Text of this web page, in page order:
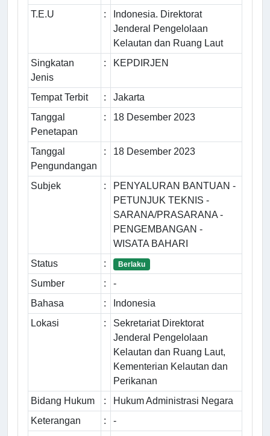
T.E.U
:
Indonesia. Direktorat
Jenderal Pengelolaan
Kelautan dan Ruang Laut
Singkatan
Jenis
: KEPDIRJEN
Tempat Terbit :
Jakarta
Tanggal
Penetapan
: 18 Desember 2023
Tanggal
Pengundangan
: 18 Desember 2023
Subjek :
PENYALURAN BANTUAN -
PETUNJUK TEKNIS -
SARANA/PRASARANA -
PENGEMBANGAN -
WISATA BAHARI
Status
: Berlaku
Sumber :
-
Bahasa
:
Indonesia
Lokasi
:
Sekretariat Direktorat
Jenderal Pengelolaan
Kelautan dan Ruang Laut,
Kementerian Kelautan dan
Perikanan
Bidang Hukum
:
Hukum Administrasi Negara
Keterangan
:
-